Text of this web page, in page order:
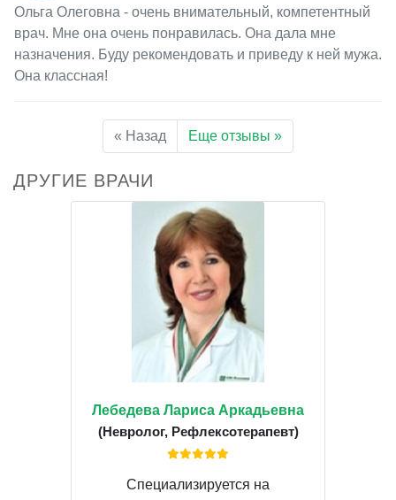
Ольга Олеговна - очень внимательный, компетентный
врач. Мне она очень понравилась. Она дала мне
назначения. Буду рекомендовать и приведу к ней мужа.
Она классная!
« Назад Еще отзывы »
ДРУГИЕ ВРАЧИ
Лебедева Лариса Аркадьевна
(Невролог, Рефлексотерапевт)
Специализируется на